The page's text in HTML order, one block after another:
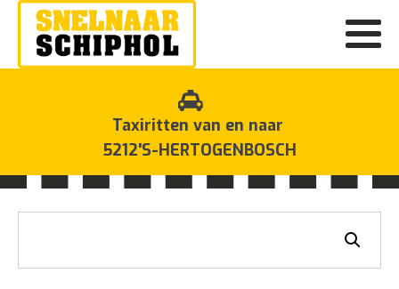
Taxiritten van en naar
5212'S-HERTOGENBOSCH